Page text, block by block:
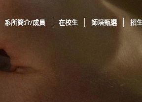
系所簡介/成員 在校生 師培甄選 招